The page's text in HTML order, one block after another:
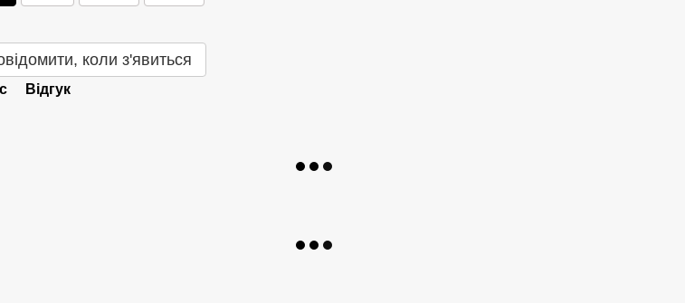
коли з'явиться
Відгук